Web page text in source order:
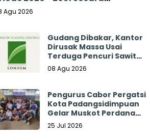
Agu 2026
Gudang Dibakar, Kantor
Dirusak Massa Usai
Terduga Pencuri Sawit
Tewas: Manajemen
Sibulan Estate Bungkam
08 Agu 2026
Pengurus Cabor Pergatsi
Kota Padangsidimpuan
Gelar Muskot Perdana
2026 - 2030
25 Jul 2026